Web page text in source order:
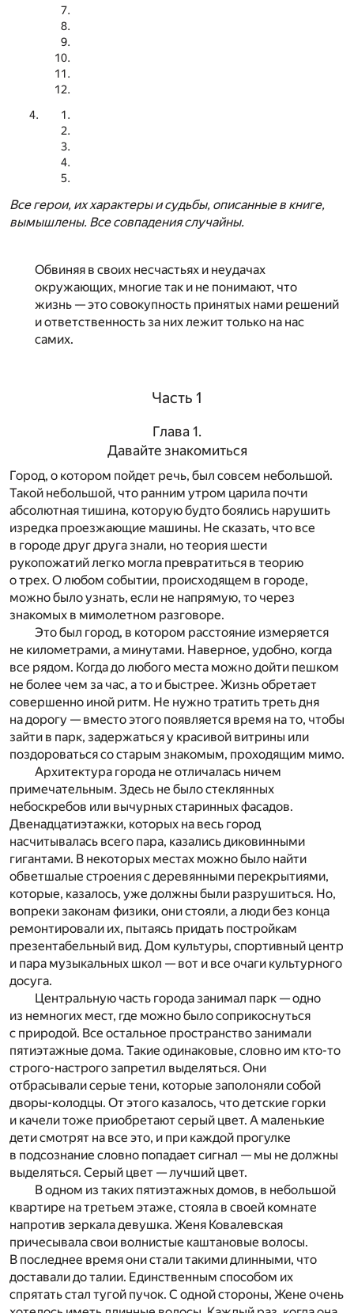
Все герои, их характеры и судьбы, описанные в книге,
вымышлены. Все совпадения случайны.
Обвиняя в своих несчастьях и неудачах
окружающих, многие так и не понимают, что
жизнь — это совокупность принятых нами решений
и ответственность за них лежит только на нас
самих.
Часть 1
Глава 1.
Давайте знакомиться
Город, о котором пойдет речь, был совсем небольшой.
Такой небольшой, что ранним утром царила почти
абсолютная тишина, которую будто боялись нарушить
изредка проезжающие машины. Не сказать, что все
в городе друг друга знали, но теория шести
рукопожатий легко могла превратиться в теорию
о трех. О любом событии, происходящем в городе,
можно было узнать, если не напрямую, то через
знакомых в мимолетном разговоре.
Это был город, в котором расстояние измеряется
не километрами, а минутами. Наверное, удобно, когда
все рядом. Когда до любого места можно дойти пешком
не более чем за час, а то и быстрее. Жизнь обретает
совершенно иной ритм. Не нужно тратить треть дня
на дорогу — вместо этого появляется время на то, чтобы
зайти в парк, задержаться у красивой витрины или
поздороваться со старым знакомым, проходящим мимо.
Архитектура города не отличалась ничем
примечательным. Здесь не было стеклянных
небоскребов или вычурных старинных фасадов.
Двенадцатиэтажки, которых на весь город
насчитывалась всего пара, казались диковинными
гигантами. В некоторых местах можно было найти
обветшалые строения с деревянными перекрытиями,
которые, казалось, уже должны были разрушиться. Но,
вопреки законам физики, они стояли, а люди без конца
ремонтировали их, пытаясь придать постройкам
презентабельный вид. Дом культуры, спортивный центр
и пара музыкальных школ — вот и все очаги культурного
досуга.
Центральную часть города занимал парк — одно
из немногих мест, где можно было соприкоснуться
с природой. Все остальное пространство занимали
пятиэтажные дома. Такие одинаковые, словно им кто-то
строго-настрого запретил выделяться. Они
отбрасывали серые тени, которые заполоняли собой
дворы-колодцы. От этого казалось, что детские горки
и качели тоже приобретают серый цвет. А маленькие
дети смотрят на все это, и при каждой прогулке
в подсознание словно попадает сигнал — мы не должны
выделяться. Серый цвет — лучший цвет.
В одном из таких пятиэтажных домов, в небольшой
квартире на третьем этаже, стояла в своей комнате
напротив зеркала девушка. Женя Ковалевская
причесывала свои волнистые каштановые волосы.
В последнее время они стали такими длинными, что
доставали до талии. Единственным способом их
спрятать стал тугой пучок. С одной стороны, Жене очень